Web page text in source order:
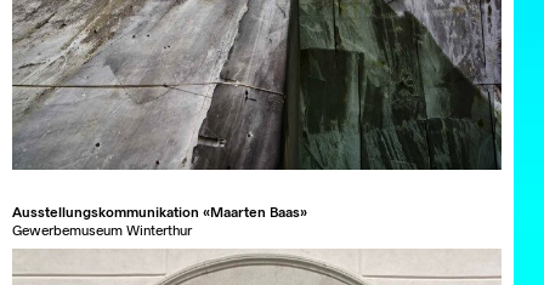
Ausstellungskommunikation «Maarten Baas»
Gewerbemuseum Winterthur